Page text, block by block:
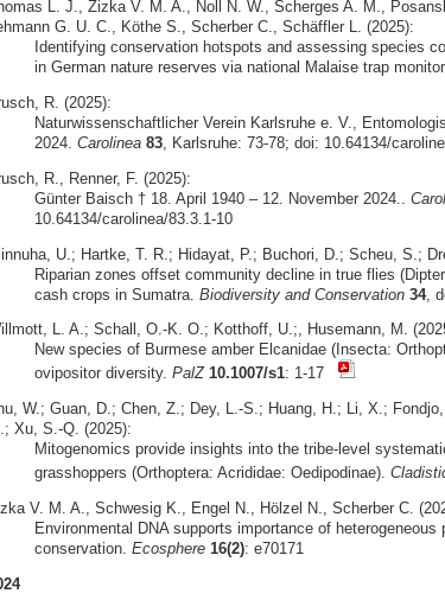
L. J., Zizka V. M. A., Noll N. W., Scherges A. M.,
G. U. C., Köthe S., Scherber C., Schäffler L. (2025):
Identifying conservation hotspots and assessing species
in German nature reserves via national Malaise trap
R. (2025):
Naturwissenschaftlicher Verein Karlsruhe e. V.,
2024. Carolinea 83, Karlsruhe: 73-78; doi: 10.64134/
R., Renner, F. (2025):
Günter Baisch † 18. April 1940 – 12. November 2024..
10.64134/carolinea/83.3.1-10
U.; Hartke, T. R.; Hidayat, P.; Buchori, D.; Scheu, S.;
Riparian zones offset community decline in true flies
cash crops in Sumatra. Biodiversity and Conservation 34,
L. A.; Schall, O.-K. O.; Kotthoff, U.;, Husemann, M.
New species of Burmese amber Elcanidae (Insecta:
ovipositor diversity. PalZ 10.1007/s1: 1-17
W.; Guan, D.; Chen, Z.; Dey, L.-S.; Huang, H.; Li, X.;
Xu, S.-Q. (2025):
Mitogenomics provide insights into the tribe-level
grasshoppers (Orthoptera: Acrididae: Oedipodinae).
V. M. A., Schwesig K., Engel N., Hölzel N., Scherber C.
Environmental DNA supports importance of
conservation. Ecosphere 16(2): e70171